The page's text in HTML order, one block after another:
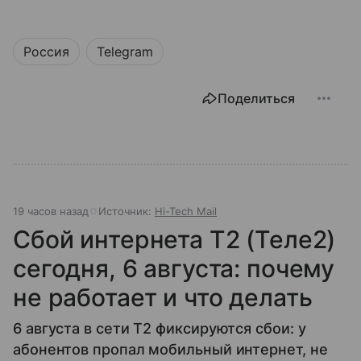
Россия Telegram
Поделиться
19 часов назад Источник: Hi-Tech Mail
Сбой интернета T2 (Теле2)
сегодня, 6 августа: почему
не работает и что делать
6 августа в сети T2 фиксируются сбои: у
абонентов пропал мобильный интернет, не